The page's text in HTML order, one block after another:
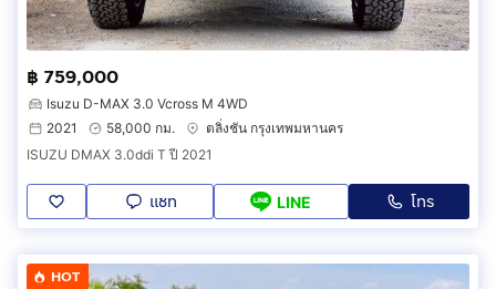
฿ 759,000
Isuzu D-MAX 3.0 Vcross M 4WD
2021
58,000 กม.
ตลิ่งชัน กรุงเทพมหานคร
ISUZU DMAX 3.0ddi T ปี 2021
แชท LINE โทร
HOT